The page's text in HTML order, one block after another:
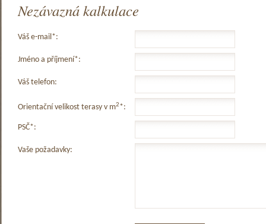
Nezávazná kalkulace
Váš e-mail*:
Jméno a příjmení*:
Váš telefon:
Orientační velikost terasy v m2*:
PSČ*:
Vaše požadavky: